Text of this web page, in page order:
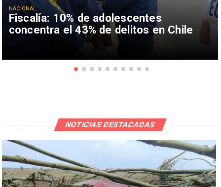
Fiscalía: 10% de adolescentes
concentra el 43% de delitos en Chile
NACIONAL
NOTICIAS DESTACADAS